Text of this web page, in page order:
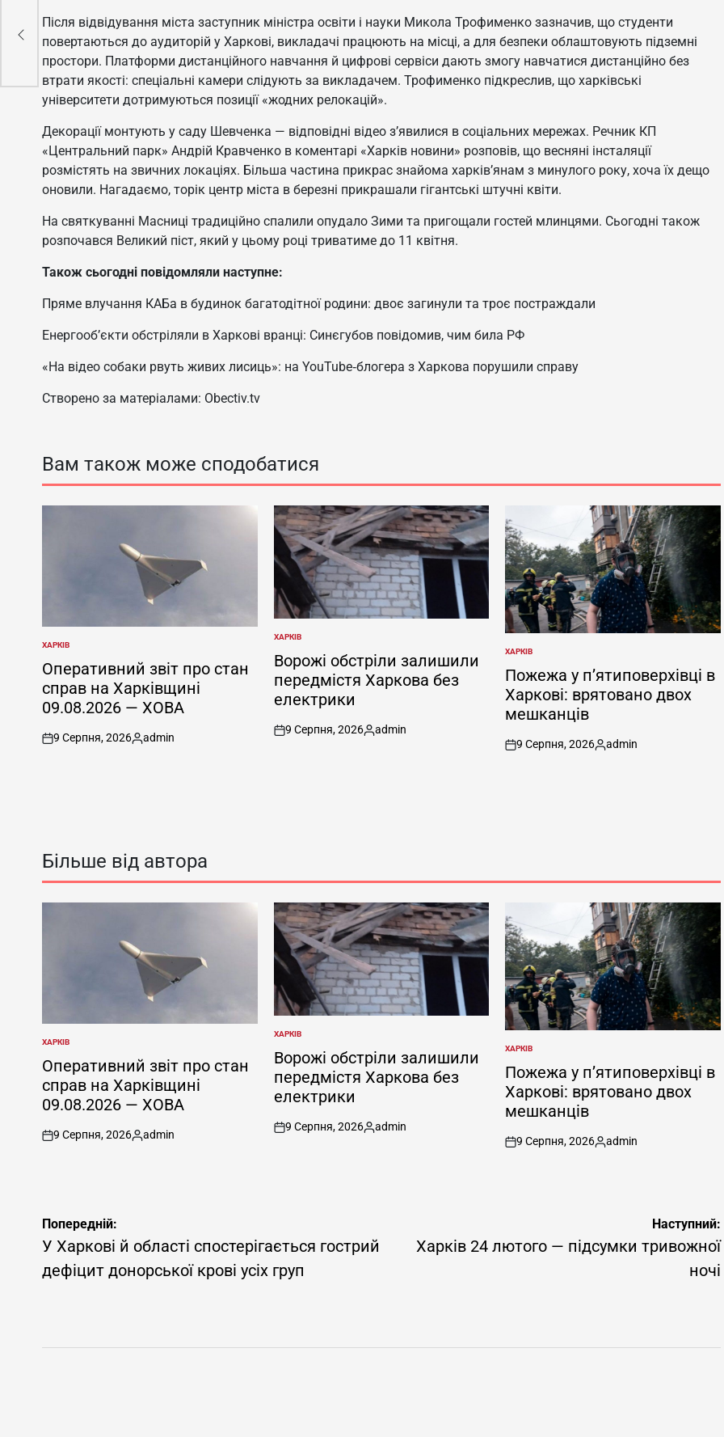
Після відвідування міста заступник міністра освіти і науки Микола Трофименко зазначив, що студенти
повертаються до аудиторій у Харкові, викладачі працюють на місці, а для безпеки облаштовують підземні
простори. Платформи дистанційного навчання й цифрові сервіси дають змогу навчатися дистанційно без
втрати якості: спеціальні камери слідують за викладачем. Трофименко підкреслив, що харківські
університети дотримуються позиції «жодних релокацій».
Декорації монтують у саду Шевченка — відповідні відео з’явилися в соціальних мережах. Речник КП
«Центральний парк» Андрій Кравченко в коментарі «Харків новини» розповів, що весняні інсталяції
розмістять на звичних локаціях. Більша частина прикрас знайома харків’янам з минулого року, хоча їх дещо
оновили. Нагадаємо, торік центр міста в березні прикрашали гігантські штучні квіти.
На святкуванні Масниці традиційно спалили опудало Зими та пригощали гостей млинцями. Сьогодні також
розпочався Великий піст, який у цьому році триватиме до 11 квітня.
Також сьогодні повідомляли наступне:
Пряме влучання КАБа в будинок багатодітної родини: двоє загинули та троє постраждали
Енергооб’єкти обстріляли в Харкові вранці: Синєгубов повідомив, чим била РФ
«На відео собаки рвуть живих лисиць»: на YouTube‑блогера з Харкова порушили справу
Створено за матеріалами: Obectiv.tv
Вам також може сподобатися
ОПУБЛІКУВАТИ
У
ХАРКІВ
Оперативний звіт про стан
справ на Харківщині
09.08.2026 — ХОВА
on
9 Серпня, 2026
Опубліковано
admin
ОПУБЛІКУВАТИ
У
ХАРКІВ
Ворожі обстріли залишили
передмістя Харкова без
електрики
on
9 Серпня, 2026
Опубліковано
admin
ОПУБЛІКУВАТИ
У
ХАРКІВ
Пожежа у п’ятиповерхівці в
Харкові: врятовано двох
мешканців
on
9 Серпня, 2026
Опубліковано
admin
Більше від автора
ОПУБЛІКУВАТИ
У
ХАРКІВ
Оперативний звіт про стан
справ на Харківщині
09.08.2026 — ХОВА
on
9 Серпня, 2026
Опубліковано
admin
ОПУБЛІКУВАТИ
У
ХАРКІВ
Ворожі обстріли залишили
передмістя Харкова без
електрики
on
9 Серпня, 2026
Опубліковано
admin
ОПУБЛІКУВАТИ
У
ХАРКІВ
Пожежа у п’ятиповерхівці в
Харкові: врятовано двох
мешканців
on
9 Серпня, 2026
Опубліковано
admin
Навігація
записів
Попередній:
У Харкові й області спостерігається гострий
дефіцит донорської крові усіх груп
Наступний:
Харків 24 лютого — підсумки тривожної
ночі